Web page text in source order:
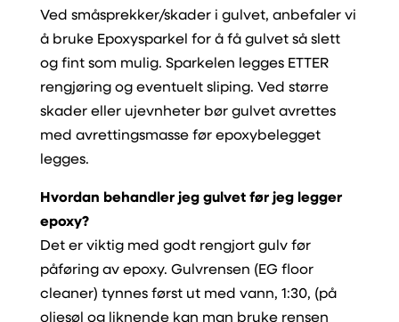
Ved småsprekker/skader i gulvet, anbefaler vi
å bruke Epoxysparkel for å få gulvet så slett
og fint som mulig. Sparkelen legges ETTER
rengjøring og eventuelt sliping. Ved større
skader eller ujevnheter bør gulvet avrettes
med avrettingsmasse før epoxybelegget
legges.
Hvordan behandler jeg gulvet før jeg legger
epoxy?
Det er viktig med godt rengjort gulv før
påføring av epoxy. Gulvrensen (EG floor
cleaner) tynnes først ut med vann, 1:30, (på
oljesøl og liknende kan man bruke rensen